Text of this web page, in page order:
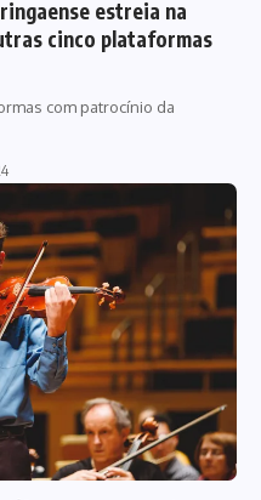
estreia na
cinco plataformas
com patrocínio da